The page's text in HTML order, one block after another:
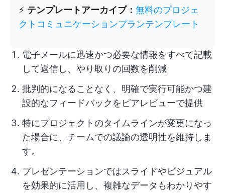
⚡️ テンプレートアーカイブ： 無料のプロジェ
クトコミュニケーションプランテンプレート
電子メールに迅速かつ必要な情報をすべて記載
して返信し、やり取りの回数を削減
批判的になることなく、明確で実行可能かつ建
設的なフィードバックをピアレビューで提供
特にプロジェクトのタイムラインが変更になっ
た場合に、チームでの議論の透明性を維持しま
す。
プレゼンテーションではスライドやビジュアル
を効果的に活用し、複雑なデータもわかりやす